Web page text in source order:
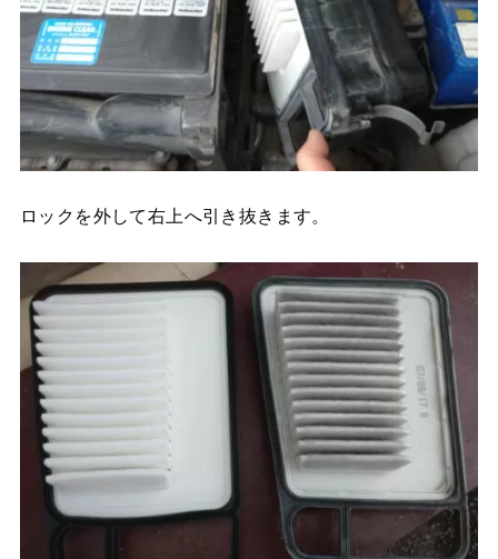
ロックを外して右上へ引き抜きます。